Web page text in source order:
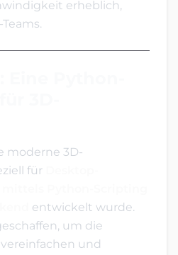
erheblich,
moderne 3D-
für
entwickelt wurde.
um die
und